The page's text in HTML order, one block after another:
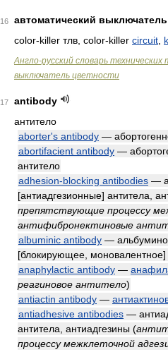
16
автоматический
color-killer тлв, color-killer circuit
Англо-русский словарь технических
выключатель цветности
17
antibody
антитело
aborter's antibody —
abortifacient antibody —
антитело
adhesion-blocking antibodies —
[антиадгезионные] антитела,
препятствующие процессу
антифибронектиновые
albuminic antibody —
[блокирующее, моновалентное]
anaphylactic antibody —
реагиновое антитело)
antiactin antibody —
antiadhesive antibodies —
антитела, антиадгезины (
процессу межклеточной